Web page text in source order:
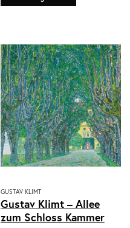
können
auf
der
Produktseite
gewählt
werden
GUSTAV KLIMT
Gustav Klimt – Allee
zum Schloss Kammer
Dieses
Produkt
weist